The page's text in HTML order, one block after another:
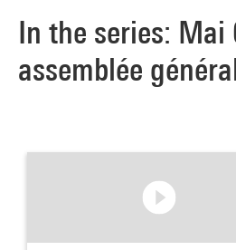
In the series: Mai
assemblée